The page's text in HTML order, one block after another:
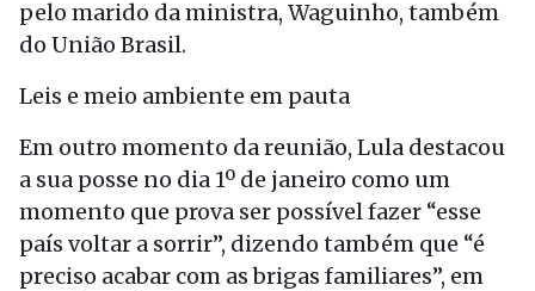
pelo marido da ministra, Waguinho, também
do União Brasil.
Leis e meio ambiente em pauta
Em outro momento da reunião, Lula destacou
a sua posse no dia 1º de janeiro como um
momento que prova ser possível fazer “esse
país voltar a sorrir”, dizendo também que “é
preciso acabar com as brigas familiares”, em